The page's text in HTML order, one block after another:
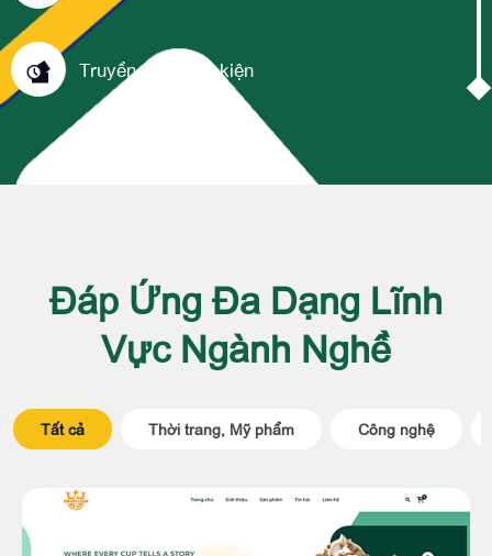
Truyền thông sự kiện
Đáp Ứng Đa Dạng Lĩnh
Vực Ngành Nghề
Tất cả Thời trang, Mỹ phẩm Công nghệ